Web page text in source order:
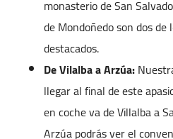
monasterio de San
de Mondoñedo son dos
destacados.
De Vilalba a Arzúa:
llegar al final de este
en coche va de Villalba a
Arzúa podrás ver el